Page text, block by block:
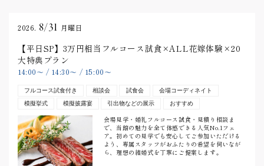
2026. 8/31 月曜日
【平日SP】3万円相当フルコース試食×ALL花嫁体験×20
大特典プラン
14:00〜 / 14:30〜 / 15:00〜
フルコース試食付き 相談会 試食会
会場コーディネイト
模擬挙式
模擬披露宴 引出物などの展示 おすすめ
会場見学・婚礼フルコース試食・見積り相談ま
で、当館の魅力を全て体感できる人気No.1フェ
ア。初めての見学でも安心してご参加いただける
よう、専属スタッフがおふたりの希望を伺いなが
ら、理想の結婚式を丁寧にご提案します。